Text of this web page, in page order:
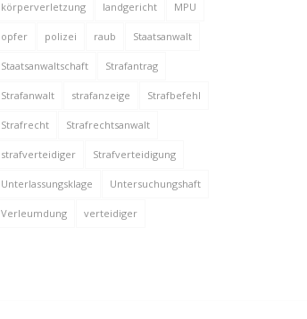
körperverletzung landgericht MPU
opfer polizei raub Staatsanwalt
Staatsanwaltschaft Strafantrag
Strafanwalt strafanzeige Strafbefehl
Strafrecht Strafrechtsanwalt
strafverteidiger Strafverteidigung
Unterlassungsklage Untersuchungshaft
Verleumdung verteidiger